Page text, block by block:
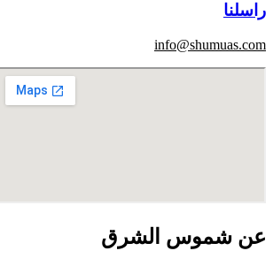
راسلنا
info@shumuas.com
عن شموس الشرق